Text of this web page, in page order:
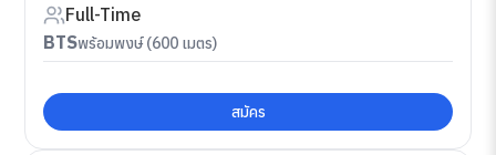
Full-Time
BTSพร้อมพงษ์ (600 เมตร)
สมัคร